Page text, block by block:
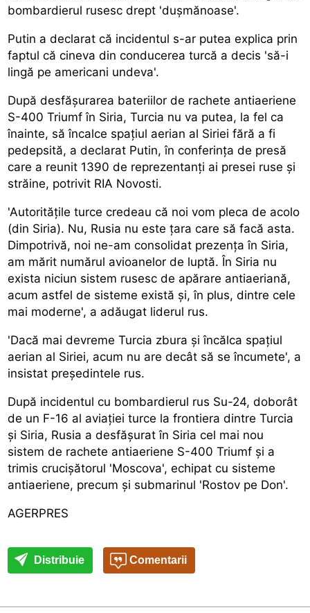
bombardierul rusesc drept 'dușmănoase'.
Putin a declarat că incidentul s-ar putea explica prin
faptul că cineva din conducerea turcă a decis 'să-i
lingă pe americani undeva'.
După desfășurarea bateriilor de rachete antiaeriene
S-400 Triumf în Siria, Turcia nu va putea, la fel ca
înainte, să încalce spațiul aerian al Siriei fără a fi
pedepsită, a declarat Putin, în conferința de presă
care a reunit 1390 de reprezentanți ai presei ruse și
străine, potrivit RIA Novosti.
'Autoritățile turce credeau că noi vom pleca de acolo
(din Siria). Nu, Rusia nu este țara care să facă asta.
Dimpotrivă, noi ne-am consolidat prezența în Siria,
am mărit numărul avioanelor de luptă. În Siria nu
exista niciun sistem rusesc de apărare antiaeriană,
acum astfel de sisteme există și, în plus, dintre cele
mai moderne', a adăugat liderul rus.
'Dacă mai devreme Turcia zbura și încălca spațiul
aerian al Siriei, acum nu are decât să se încumete', a
insistat președintele rus.
După incidentul cu bombardierul rus Su-24, doborât
de un F-16 al aviației turce la frontiera dintre Turcia
și Siria, Rusia a desfășurat în Siria cel mai nou
sistem de rachete antiaeriene S-400 Triumf și a
trimis crucișătorul 'Moscova', echipat cu sisteme
antiaeriene, precum și submarinul 'Rostov pe Don'.
AGERPRES
Distribuie Comentarii